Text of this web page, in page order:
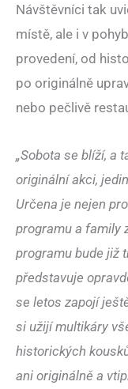
Návštěvníci tak
místě, ale i v
provedení, od
po originálně
nebo pečlivě
„Sobota se blíží, a
originální akci,
Určena je nejen
programu a family
programu bude již
představuje
se letos zapojí
si užijí multikáry
historických
ani originálně a